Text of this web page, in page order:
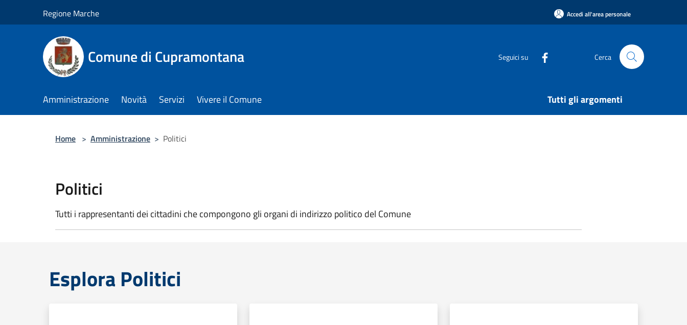
Regione Marche Accedi all'area personale
Comune di Cupramontana Seguici su Cerca
Amministrazione Novità Servizi Vivere il Comune Tutti gli argomenti
Home > Amministrazione > Politici
Politici
Tutti i rappresentanti dei cittadini che compongono gli organi di indirizzo politico del Comune
Esplora Politici